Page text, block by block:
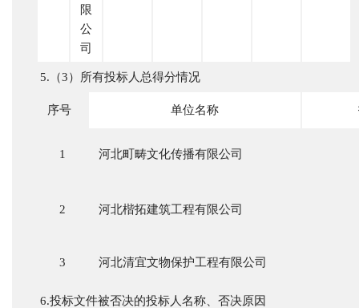
限
公
司
5.（3）所有投标人总得分情况
序号 单位名称
1 河北町畴文化传播有限公司
2 河北楷拓建筑工程有限公司
3 河北清宜文物保护工程有限公司
6.投标文件被否决的投标人名称、否决原因